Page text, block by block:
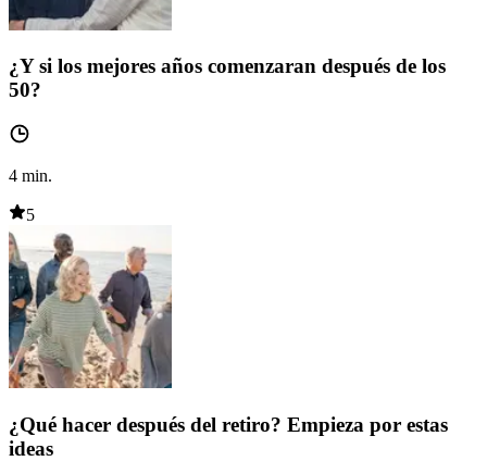
¿Y si los mejores años comenzaran después de los
50?
4 min.
5
¿Qué hacer después del retiro? Empieza por estas
ideas